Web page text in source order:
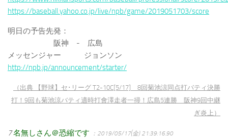
https://baseball.yahoo.co.jp/live/npb/game/2019051703/score
明日の予告先発：
阪神 - 広島
メッセンジャー ジョンソン
http://npb.jp/announcement/starter/
（出典 【野球】セ･リーグ T2-10C[5/17] 8回菊池涼同点打バティ決勝
打！9回も菊池涼バティ適時打會澤走者一掃！広島5連勝 阪神9回中継
ぎ炎上）
7名無しさん＠恐縮です ：2019/05/17(金) 21:39:16.90